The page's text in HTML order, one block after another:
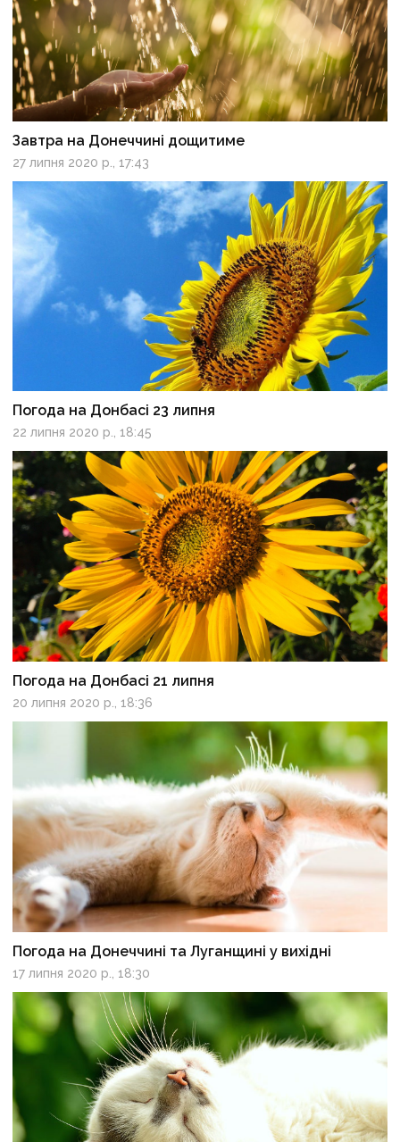
Завтра на Донеччині дощитиме
27 липня 2020 р., 17:43
Погода на Донбасі 23 липня
22 липня 2020 р., 18:45
Погода на Донбасі 21 липня
20 липня 2020 р., 18:36
Погода на Донеччині та Луганщині у вихідні
17 липня 2020 р., 18:30